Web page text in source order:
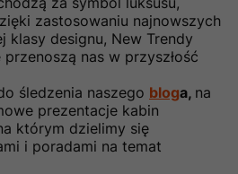
zastosowaniu najnowszych
klasy designu, New Trendy
nas w przyszłość
śledzenia naszego bloga, na
prezentacje kabin
którym dzielimy się
i poradami na temat